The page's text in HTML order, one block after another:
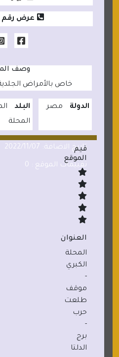
عرض رقم
وصف
خاص بالأمراض الجلدية
الدولة مصر البلد
المحلة
تاريخ الاضافة: 2022/11/07
تقييمات الموقع : 0
قيم
الموقع
العنوان
المحلة
الكبري
-
موقف
طلعت
حرب
-
برج
الدلتا